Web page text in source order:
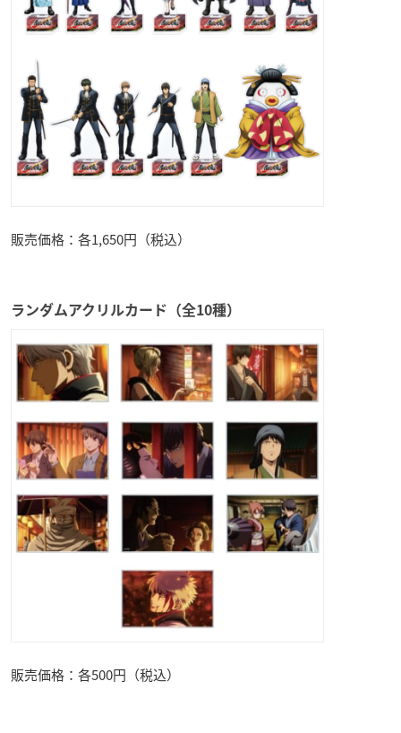
販売価格：各1,650円（税込）
ランダムアクリルカード（全10種）
販売価格：各500円（税込）